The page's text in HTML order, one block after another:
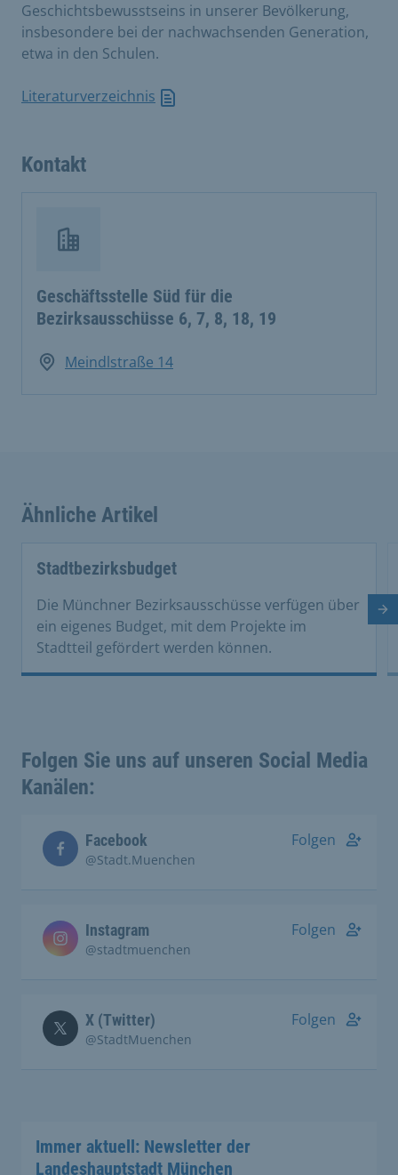
Geschichtsbewusstseins in unserer Bevölkerung,
insbesondere bei der nachwachsenden Generation,
etwa in den Schulen.
Literaturverzeichnis
Kontakt
Geschäftsstelle Süd für die
Bezirksausschüsse 6, 7, 8, 18, 19
Meindlstraße 14
Ähnliche Artikel
Stadtbezirksbudget
Die Münchner Bezirksausschüsse verfügen über
ein eigenes Budget, mit dem Projekte im
Stadtteil gefördert werden können.
Folgen Sie uns auf unseren Social Media
Kanälen:
Facebook
@Stadt.Muenchen
Folgen
Instagram
@stadtmuenchen
Folgen
X (Twitter)
@StadtMuenchen
Folgen
Immer aktuell: Newsletter der
Landeshauptstadt München